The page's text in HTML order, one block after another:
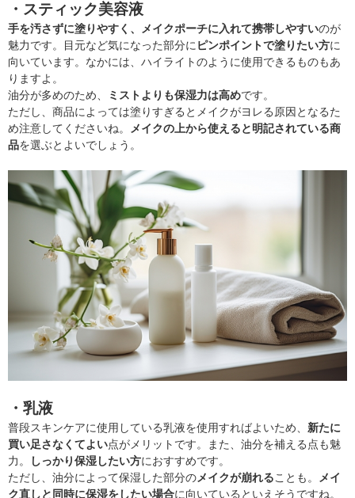
・スティック美容液
手を汚さずに塗りやすく、メイクポーチに入れて携帯しやすいのが
魅力です。目元など気になった部分にピンポイントで塗りたい方に
向いています。なかには、ハイライトのように使用できるものもあ
りますよ。
油分が多めのため、
ミストよりも保湿力は高めです。
ただし、商品によっては塗りすぎるとメイクがヨレる原因となるた
め注意してくださいね。 メイクの上から使えると明記されている商
品を選ぶとよいでしょう。
・乳液
普段スキンケアに使用している乳液を使用すればよいため、 新たに
買い足さなくてよい点がメリットです。また、油分を補える点も魅
力。
しっかり保湿したい方におすすめです。
ただし、油分によって保湿した部分のメイクが崩れることも。
メイ
ク直しと同時に保湿をしたい場合に向いているといえそうですね。